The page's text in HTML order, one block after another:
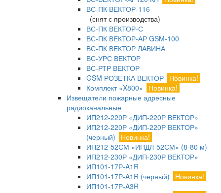
ВС-ПК ВЕКТОР-116
(снят с производства)
ВС-ПК ВЕКТОР-С
ВС-ПК ВЕКТОР-АР GSM-100
ВС-ПК ВЕКТОР ЛАВИНА
ВС-УРС ВЕКТОР
ВС-РТР ВЕКТОР
GSM РОЗЕТКА ВЕКТОР Новинка!
Комплект «X800»
Новинка!
Извещатели пожарные адресные
радиоканальные
ИП212-220Р «ДИП-220Р ВЕКТОР»
ИП212-220Р «ДИП-220Р ВЕКТОР»
(черный)
Новинка!
ИП212-52СМ «ИПДЛ-52СМ» (8-80 м)
ИП212-230Р «ДИП-230Р ВЕКТОР»
ИП101-17Р-A1R
ИП101-17Р-A1R (черный)
Новинка!
ИП101-17Р-A3R